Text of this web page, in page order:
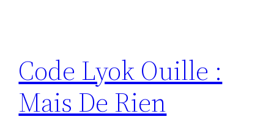
Code Lyok Ouille :
Mais De Rien